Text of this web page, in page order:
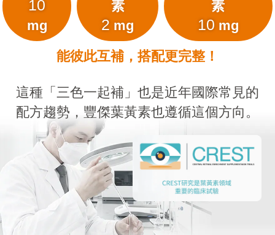
10
mg
素
2 mg
素
10 mg
能彼此互補，搭配更完整！
這種「三色一起補」也是近年國際常見的
配方趨勢，豐傑葉黃素也遵循這個方向。